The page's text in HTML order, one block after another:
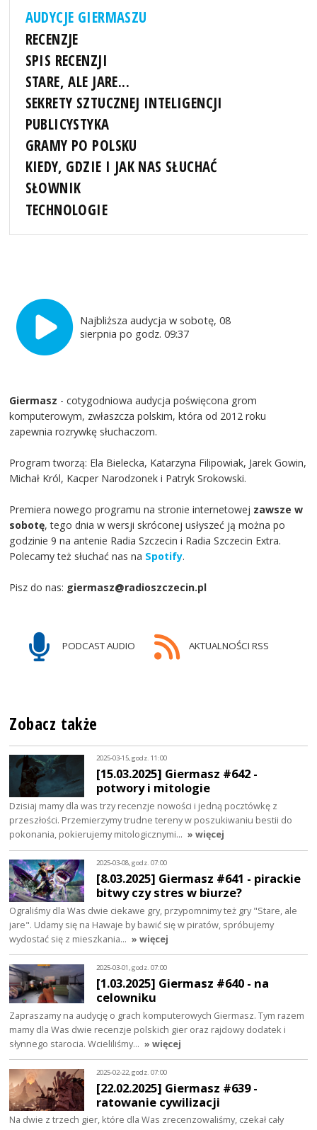
AUDYCJE GIERMASZU
RECENZJE
SPIS RECENZJI
STARE, ALE JARE...
SEKRETY SZTUCZNEJ INTELIGENCJI
PUBLICYSTYKA
GRAMY PO POLSKU
KIEDY, GDZIE I JAK NAS SŁUCHAĆ
SŁOWNIK
TECHNOLOGIE
Najbliższa audycja w sobotę, 08
sierpnia po godz. 09:37
Giermasz - cotygodniowa audycja poświęcona grom
komputerowym, zwłaszcza polskim, która od 2012 roku
zapewnia rozrywkę słuchaczom.
Program tworzą: Ela Bielecka, Katarzyna Filipowiak, Jarek Gowin,
Michał Król, Kacper Narodzonek i Patryk Srokowski.
Premiera nowego programu na stronie internetowej zawsze w
sobotę, tego dnia w wersji skróconej usłyszeć ją można po
godzinie 9 na antenie Radia Szczecin i Radia Szczecin Extra.
Polecamy też słuchać nas na Spotify.
Pisz do nas: giermasz@radioszczecin.pl
PODCAST AUDIO AKTUALNOŚCI RSS
Zobacz także
2025-03-15, godz. 11:00
[15.03.2025] Giermasz #642 -
potwory i mitologie
Dzisiaj mamy dla was trzy recenzje nowości i jedną pocztówkę z
przeszłości. Przemierzymy trudne tereny w poszukiwaniu bestii do
pokonania, pokierujemy mitologicznymi… » więcej
2025-03-08, godz. 07:00
[8.03.2025] Giermasz #641 - pirackie
bitwy czy stres w biurze?
Ograliśmy dla Was dwie ciekawe gry, przypomnimy też gry "Stare, ale
jare". Udamy się na Hawaje by bawić się w piratów, spróbujemy
wydostać się z mieszkania… » więcej
2025-03-01, godz. 07:00
[1.03.2025] Giermasz #640 - na
celowniku
Zapraszamy na audycję o grach komputerowych Giermasz. Tym razem
mamy dla Was dwie recenzje polskich gier oraz rajdowy dodatek i
słynnego starocia. Wcieliliśmy… » więcej
2025-02-22, godz. 07:00
[22.02.2025] Giermasz #639 -
ratowanie cywilizacji
Na dwie z trzech gier, które dla Was zrecenzowaliśmy, czekał cały